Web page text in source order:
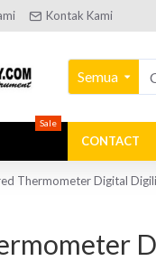
Kontak Kami
Semua
Sale
CONTACT
Thermometer Digital